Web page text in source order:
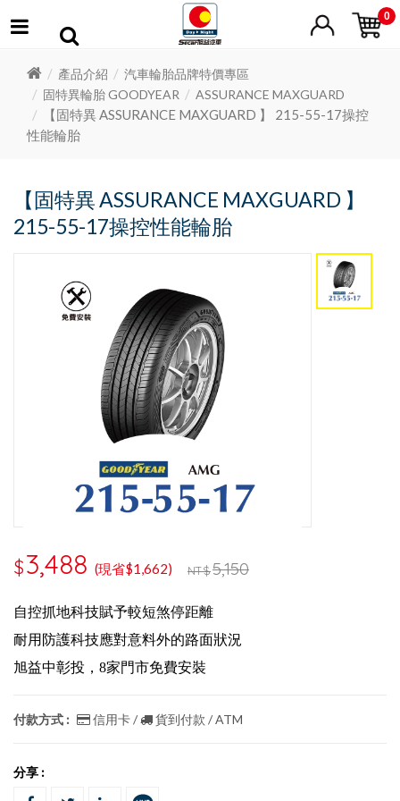
0
產品介紹
汽車輪胎品牌特價專區
固特異輪胎 GOODYEAR
ASSURANCE MAXGUARD
【固特異 ASSURANCE MAXGUARD 】 215-55-17操控
性能輪胎
【固特異 ASSURANCE MAXGUARD 】
215-55-17操控性能輪胎
$3,488 (現省$1,662) NT$5,150
自控抓地科技賦予較短煞停距離
耐用防護科技應對意料外的路面狀況
旭益中彰投，8家門市免費安裝
付款方式 : 信用卡 / 貨到付款 / ATM
分享 :